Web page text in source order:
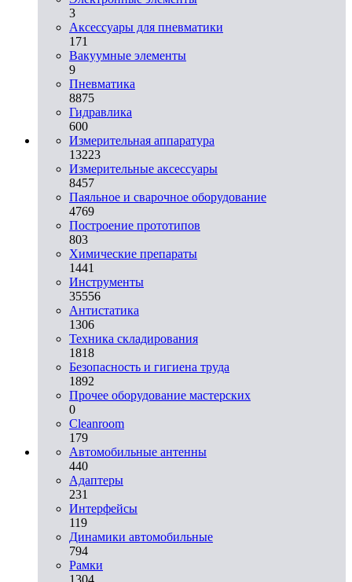
3
Аксессуары для пневматики
171
Вакуумные элементы
9
Пневматика
8875
Гидравлика
600
Измерительная аппаратура
13223
Измерительные аксессуары
8457
Паяльное и сварочное оборудование
4769
Построение прототипов
803
Химические препараты
1441
Инструменты
35556
Aнтистатика
1306
Техника складирования
1818
Безопасность и гигиена труда
1892
Прочее оборудование мастерских
0
Cleanroom
179
Автомобильные антенны
440
Адаптеры
231
Интерфейсы
119
Динамики автомобильные
794
Рамки
1304